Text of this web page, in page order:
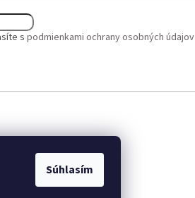
Súhlasím
spodmienkami ochrany osobných údajov